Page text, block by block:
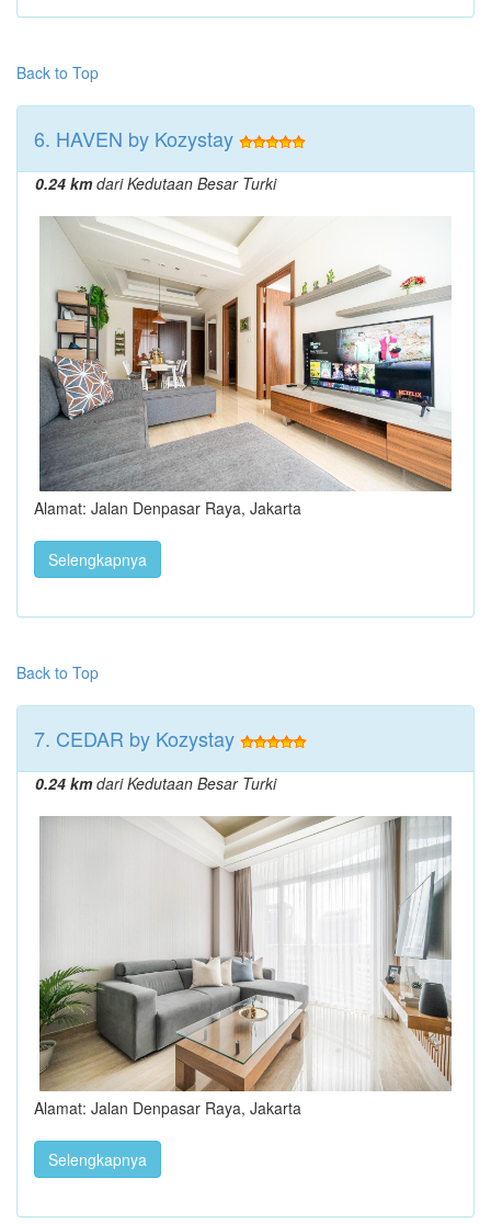
Back to Top
6. HAVEN by Kozystay
0.24 kmdari Kedutaan Besar Turki
Alamat: Jalan Denpasar Raya, Jakarta
Selengkapnya
Back to Top
7. CEDAR by Kozystay
0.24 kmdari Kedutaan Besar Turki
Alamat: Jalan Denpasar Raya, Jakarta
Selengkapnya